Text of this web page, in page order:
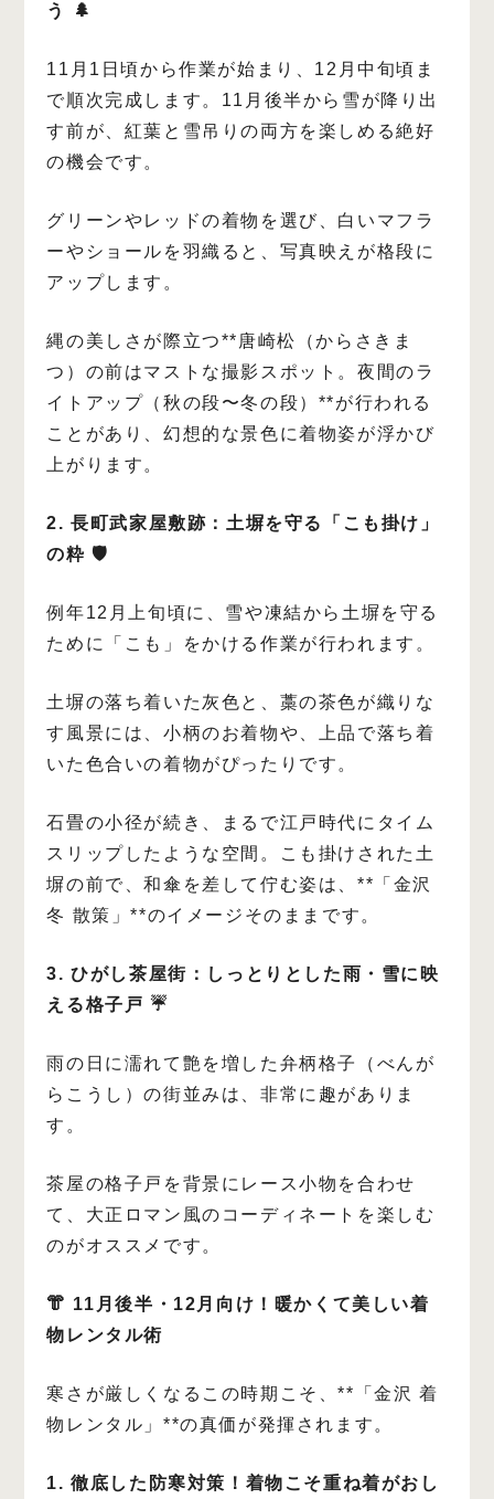
う 🌲
11月1日頃から作業が始まり、12月中旬頃ま
で順次完成します。11月後半から雪が降り出
す前が、紅葉と雪吊りの両方を楽しめる絶好
の機会です。
グリーンやレッドの着物を選び、白いマフラ
ーやショールを羽織ると、写真映えが格段に
アップします。
縄の美しさが際立つ**唐崎松（からさきま
つ）の前はマストな撮影スポット。夜間のラ
イトアップ（秋の段〜冬の段）**が行われる
ことがあり、幻想的な景色に着物姿が浮かび
上がります。
2. 長町武家屋敷跡：土塀を守る「こも掛け」
の粋 🛡️
例年12月上旬頃に、雪や凍結から土塀を守る
ために「こも」をかける作業が行われます。
土塀の落ち着いた灰色と、藁の茶色が織りな
す風景には、小柄のお着物や、上品で落ち着
いた色合いの着物がぴったりです。
石畳の小径が続き、まるで江戸時代にタイム
スリップしたような空間。こも掛けされた土
塀の前で、和傘を差して佇む姿は、**「金沢
冬 散策」**のイメージそのままです。
3. ひがし茶屋街：しっとりとした雨・雪に映
える格子戸 ☔
雨の日に濡れて艶を増した弁柄格子（べんが
らこうし）の街並みは、非常に趣がありま
す。
茶屋の格子戸を背景にレース小物を合わせ
て、大正ロマン風のコーディネートを楽しむ
のがオススメです。
👘 11月後半・12月向け！暖かくて美しい着
物レンタル術
寒さが厳しくなるこの時期こそ、**「金沢 着
物レンタル」**の真価が発揮されます。
1. 徹底した防寒対策！着物こそ重ね着がおし